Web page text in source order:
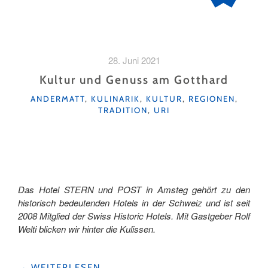
28. Juni 2021
Kultur und Genuss am Gotthard
KATEGORIEN
ANDERMATT, KULINARIK, KULTUR, REGIONEN,
TRADITION, URI
Das Hotel STERN und POST in Amsteg gehört zu den
historisch bedeutenden Hotels in der Schweiz und ist seit
2008 Mitglied der Swiss Historic Hotels. Mit Gastgeber Rolf
Welti blicken wir hinter die Kulissen.